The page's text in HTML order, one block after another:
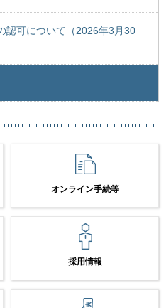
認可について（2026年3月30
オンライン手続等
採用情報